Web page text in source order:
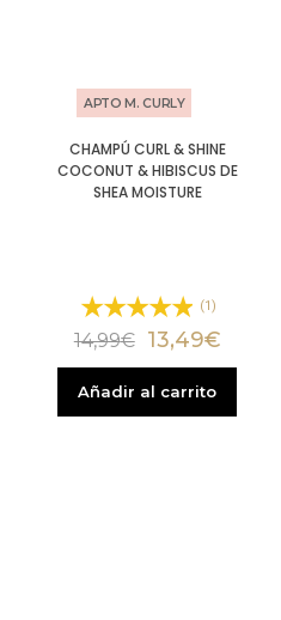
APTO M. CURLY
CHAMPÚ CURL & SHINE
COCONUT & HIBISCUS DE
SHEA MOISTURE
(1)
14,99€ 13,49€
Añadir al carrito